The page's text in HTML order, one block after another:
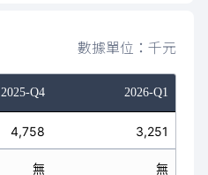
數據單位：千元
2025-Q4 2026-Q1
4,758 3,251
無 無